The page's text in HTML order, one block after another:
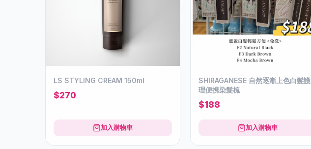
LS STYLING CREAM 150ml
$270
加入購物車
SHIRAGANESE 自然逐漸上色白髮護
理便携染髮梳
$188
加入購物車